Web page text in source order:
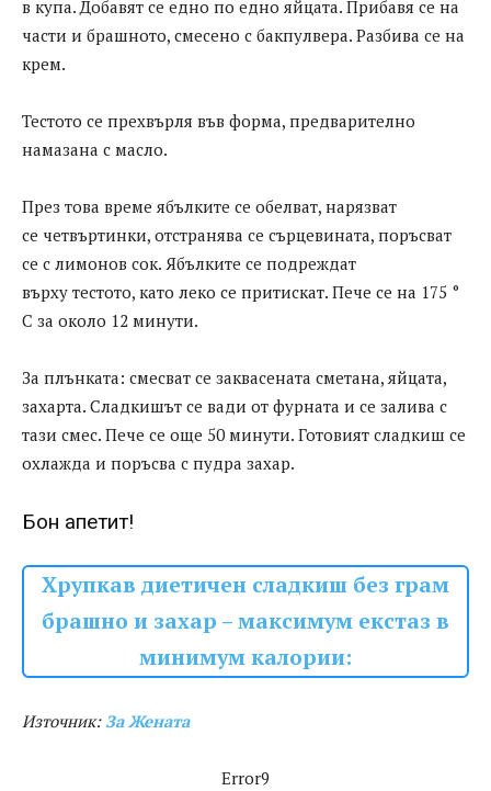
в купа. Добавят се едно по едно яйцата. Прибавя се на
части и брашното, смесено с бакпулвера. Разбива се на
крем.
Тестото се прехвърля във форма, предварително
намазана с масло.
През това време ябълките се обелват, нарязват
се четвъртинки, отстранява се сърцевината, поръсват
се с лимонов сок. Ябълките се подреждат
върху тестото, като леко се притискат. Пече се на 175 °
C за около 12 минути.
За плънката: смесват се заквасената сметана, яйцата,
захарта. Сладкишът се вади от фурната и се залива с
тази смес. Пече се още 50 минути. Готовият сладкиш се
охлажда и поръсва с пудра захар.
Бон апетит!
Хрупкав диетичен сладкиш без грам
брашно и захар – максимум екстаз в
минимум калории:
Източник:За Жената
Error9